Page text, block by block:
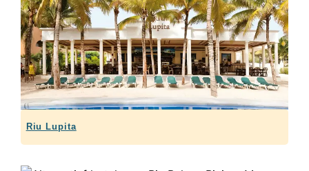
Riu Lupita